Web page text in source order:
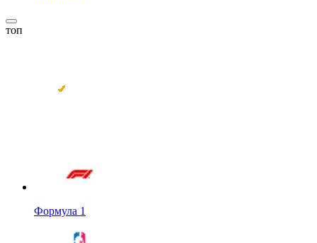
топ
Формула 1